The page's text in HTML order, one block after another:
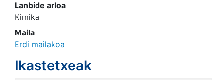
Lanbide arloa
Kimika
Maila
Erdi mailakoa
Ikastetxeak